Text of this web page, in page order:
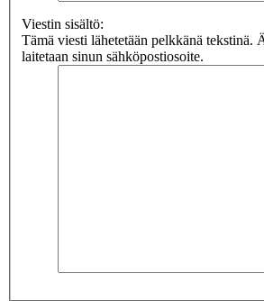
Viestin sisältö:
Tämä viesti lähetetään pelkkänä
laitetaan sinun sähköpostiosoite.